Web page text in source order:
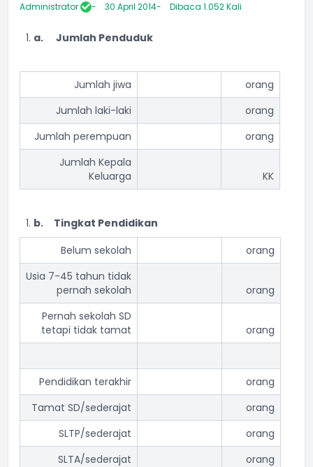
Administrator 30 April 2014 Dibaca 1.052 Kali
a. Jumlah Penduduk
Jumlah jiwa
orang
Jumlah laki-laki
orang
Jumlah perempuan
orang
Jumlah Kepala
Keluarga
KK
b. Tingkat Pendidikan
Belum sekolah
orang
Usia 7-45 tahun tidak
pernah sekolah
orang
Pernah sekolah SD
tetapi tidak tamat
orang
Pendidikan terakhir
orang
Tamat SD/sederajat
orang
SLTP/sederajat
orang
SLTA/sederajat
orang